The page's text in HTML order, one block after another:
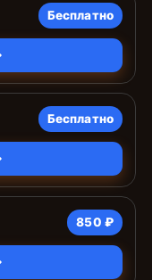
Бесплатно
Бесплатно
850 ₽